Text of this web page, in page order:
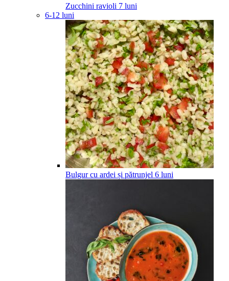
Zucchini ravioli 7 luni
6-12 luni
Bulgur cu ardei și pătrunjel 6 luni